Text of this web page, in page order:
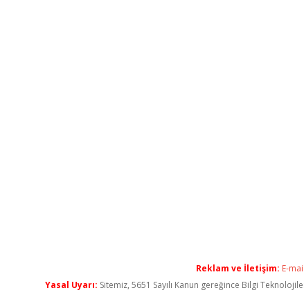
Reklam ve İletişim: E-
Yasal Uyarı: Sitemiz, 5651 Sayılı Kanun gereğince Bilgi